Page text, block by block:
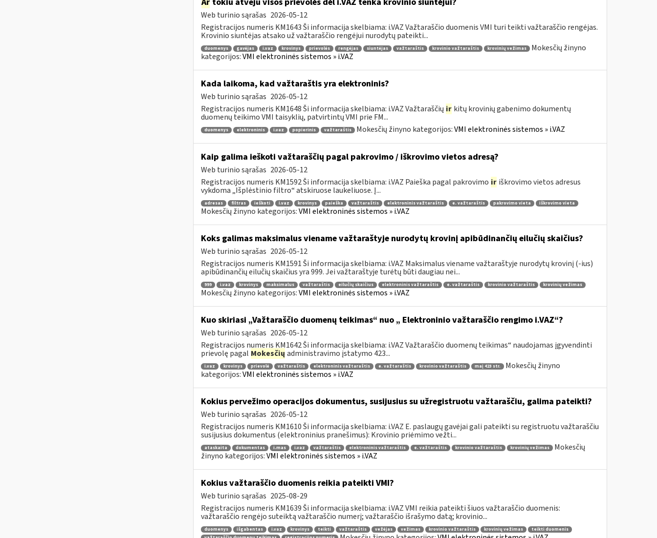
Web turinio sąrašas 2026-05-12
Registracijos numeris KM1643 Ši informacija skelbiama: i.VAZ Važtaraščio duomenis VMI turi teikti važtaraščio rengėjas.
Krovinio siuntėjas atsako už važtaraščio rengėjui nurodytų pateikti...
duomenys gavėjas i.vaz krovinys prievolės rengėjas siuntėjas važtaraštis krovinio važtaraštis krovinių vežimas
Mokesčių žinyno
kategorijos:VMI elektroninės sistemos » i.VAZ
Kada laikoma, kad važtaraštis yra elektroninis?
Web turinio sąrašas 2026-05-12
Registracijos numeris KM1648 Ši informacija skelbiama: i.VAZ Važtaraščių ir kitų krovinių gabenimo dokumentų
duomenų teikimo VMI taisyklių, patvirtintų VMI prie FM...
duomenys elektroninis i.vaz popierinis važtaraštis Mokesčių žinyno kategorijos:VMI elektroninės sistemos » i.VAZ
Kaip galima ieškoti važtaraščių pagal pakrovimo / iškrovimo vietos adresą?
Web turinio sąrašas 2026-05-12
Registracijos numeris KM1592 Ši informacija skelbiama: i.VAZ Paieška pagal pakrovimo ir iškrovimo vietos adresus
vykdoma „Išplėstinio filtro“ atskiruose laukeliuose. Į...
adresas filtras ieškoti i.vaz krovinys paieška važtaraštis elektroninis važtaraštis e. važtaraštis pakrovimo vieta iškrovimo vieta
Mokesčių žinyno kategorijos:VMI elektroninės sistemos » i.VAZ
Koks galimas maksimalus viename važtaraštyje nurodytų krovinį apibūdinančių eilučių skaičius?
Web turinio sąrašas 2026-05-12
Registracijos numeris KM1591 Ši informacija skelbiama: i.VAZ Maksimalus viename važtaraštyje nurodytų krovinį (-ius)
apibūdinančių eilučių skaičius yra 999. Jei važtaraštyje turėtų būti daugiau nei...
999 i.vaz krovinys maksimalus važtaraštis eilučių skaičius elektroninis važtaraštis e. važtaraštis krovinio važtaraštis krovinių vežimas
Mokesčių žinyno kategorijos:VMI elektroninės sistemos » i.VAZ
Kuo skiriasi „Važtaraščio duomenų teikimas“ nuo „ Elektroninio važtaraščio rengimo i.VAZ“?
Web turinio sąrašas 2026-05-12
Registracijos numeris KM1642 Ši informacija skelbiama: i.VAZ Važtaraščio duomenų teikimas“ naudojamas įgyvendinti
prievolę pagal Mokesčių administravimo įstatymo 423...
i.vaz krovinys prievolė važtaraštis elektroninis važtaraštis e. važtaraštis krovinio važtaraštis maį 423 str.
Mokesčių žinyno
kategorijos:VMI elektroninės sistemos » i.VAZ
Kokius pervežimo operacijos dokumentus, susijusius su užregistruotu važtaraščiu, galima pateikti?
Web turinio sąrašas 2026-05-12
Registracijos numeris KM1610 Ši informacija skelbiama: i.VAZ E. paslaugų gavėjai gali pateikti su registruotu važtaraščiu
susijusius dokumentus (elektroninius pranešimus): Krovinio priėmimo vežti...
ataskaita dokumentas i.mas i.vaz važtaraštis elektroninis važtaraštis e. važtaraštis krovinio važtaraštis krovinių vežimas
Mokesčių
žinyno kategorijos:VMI elektroninės sistemos » i.VAZ
Kokius važtaraščio duomenis reikia pateikti VMI?
Web turinio sąrašas 2025-08-29
Registracijos numeris KM1639 Ši informacija skelbiama: i.VAZ VMI reikia pateikti šiuos važtaraščio duomenis:
važtaraščio rengėjo suteiktą važtaraščio numerį; važtaraščio išrašymo datą; krovinio...
duomenys išgabentas i.vaz krovinys teikti važtaraštis vežėjas vežimas krovinio važtaraštis krovinių vežimas
teikti duomenis